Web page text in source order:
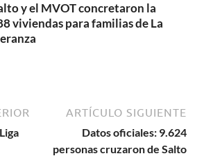
y el MVOT concretaron la
viviendas para familias de La
ARTÍCULO SIGUIENTE
Datos oficiales: 9.624
personas cruzaron de Salto